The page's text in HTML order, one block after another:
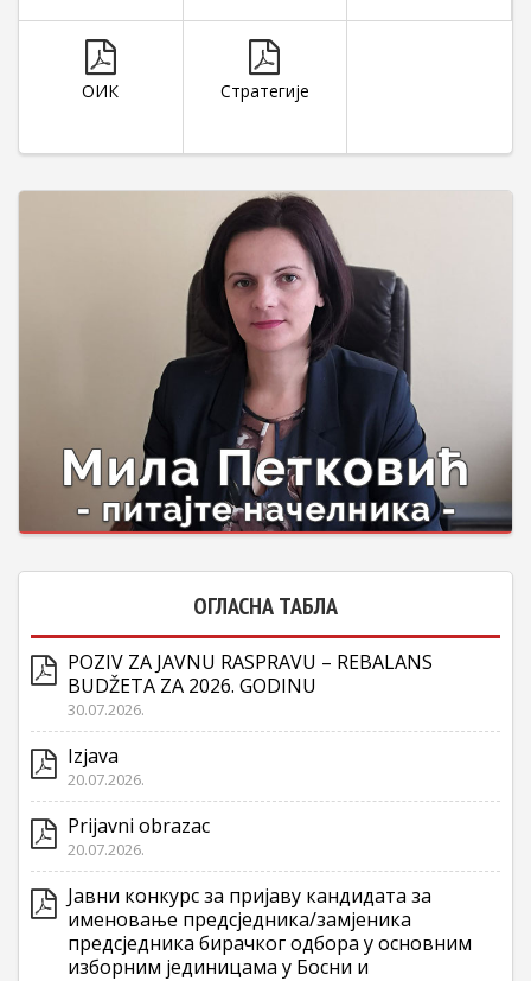
ОИК Стратегије
ОГЛАСНА ТАБЛА
POZIV ZA JAVNU RASPRAVU – REBALANS
BUDŽETA ZA 2026. GODINU
30.07.2026.
Izjava
20.07.2026.
Prijavni obrazac
20.07.2026.
Јавни конкурс за пријаву кандидата за
именовање предсједника/замјеника
предсједника бирачког одбора у основним
изборним јединицама у Босни и